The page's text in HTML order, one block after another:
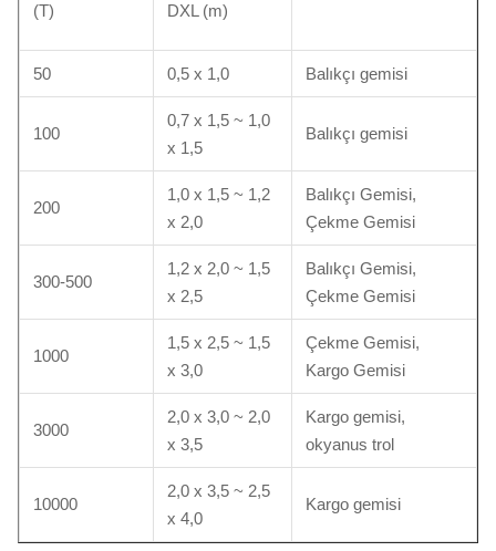
(T) DXL (m)
50 0,5 x 1,0 Balıkçı gemisi
100
0,7 x 1,5 ~ 1,0
x 1,5
Balıkçı gemisi
200
1,0 x 1,5 ~ 1,2
x 2,0
Balıkçı Gemisi,
Çekme Gemisi
300-500
1,2 x 2,0 ~ 1,5
x 2,5
Balıkçı Gemisi,
Çekme Gemisi
1000
1,5 x 2,5 ~ 1,5
x 3,0
Çekme Gemisi,
Kargo Gemisi
3000
2,0 x 3,0 ~ 2,0
x 3,5
Kargo gemisi,
okyanus trol
10000
2,0 x 3,5 ~ 2,5
x 4,0
Kargo gemisi